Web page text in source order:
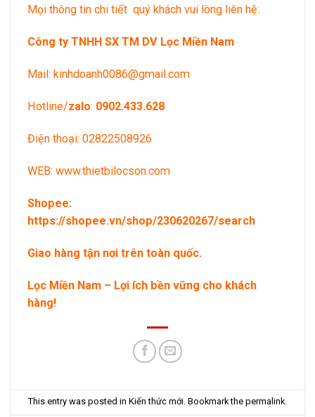
Mọi thông tin chi tiết quý khách vui lòng liên hệ:
Công ty TNHH SX TM DV Lọc Miền Nam
Mail:kinhdoanh0086@gmail.com
Hotline/zalo: 0902.433.628
Điện thoại: 02822508926
WEB:www.thietbilocson.com
Shopee:
https://shopee.vn/shop/230620267/search
Giao hàng tận nơi trên toàn quốc.
Lọc Miền Nam – Lợi ích bền vững cho khách
hàng!
This entry was posted in Kiến thức mới. Bookmark the permalink.